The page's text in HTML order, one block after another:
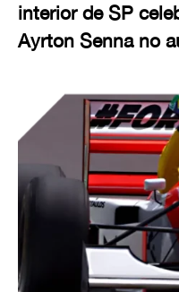
interior de SP
Ayrton Senna no